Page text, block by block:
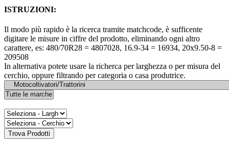
ISTRUZIONI:
Il modo più rapido è la ricerca tramite matchcode, è sufficente
digitare le misure in ciffre del prodotto, eliminando ogni altro
carattere, es: 480/70R28 = 4807028, 16.9-34 = 16934, 20x9.50-8 =
209508
In alternativa potete usare la richerca per larghezza o per misura del
cerchio, oppure filtrando per categoria o casa produtrice.